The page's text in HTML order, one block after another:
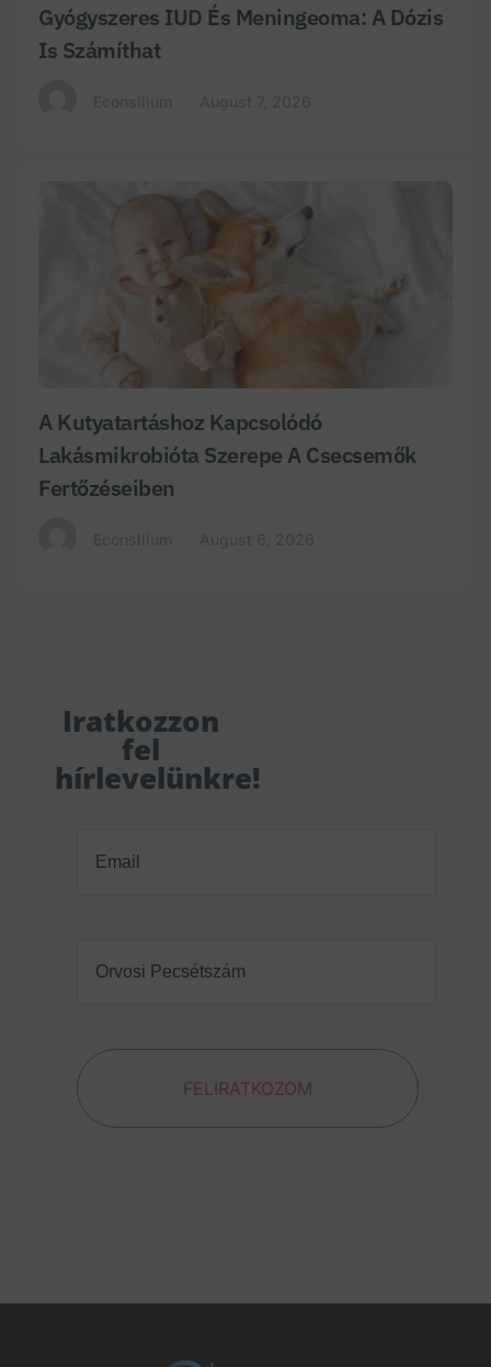
Gyógyszeres IUD És Meningeoma: A Dózis
Is Számíthat
A Kutyatartáshoz Kapcsolódó
Lakásmikrobióta Szerepe A Csecsemők
Fertőzéseiben
Iratkozzon
fel
hírlevelünkre!
Pecsétszám(Required)
FELIRATKOZOM